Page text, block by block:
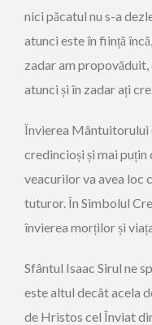
nici păcatul nu s-a
atunci este în ființă
zadar am
atunci și în zadar ați
Învierea Mântuitorului
credincioși și mai
veacurilor va avea loc
tuturor. În Simbolul
învierea morților și
Sfântul Isaac Sirul ne
este altul decât acela
de Hristos cel Înviat